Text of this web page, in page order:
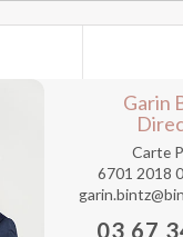
Garin
Carte
6701 2018
03 67